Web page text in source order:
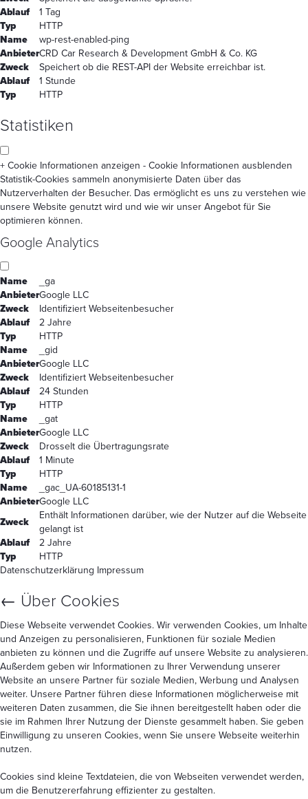
Ablauf
1 Tag
Typ
HTTP
Name
wp-rest-enabled-ping
AnbieterCRD Car Research & Development GmbH & Co. KG
Zweck
Speichert ob die REST-API der Website erreichbar ist.
Ablauf
1 Stunde
Typ
HTTP
Statistiken
+ Cookie Informationen anzeigen - Cookie Informationen ausblenden
Statistik-Cookies sammeln anonymisierte Daten über das
Nutzerverhalten der Besucher. Das ermöglicht es uns zu verstehen wie
unsere Website genutzt wird und wie wir unser Angebot für Sie
optimieren können.
Google Analytics
Name
_ga
AnbieterGoogle LLC
Zweck
Identifiziert Webseitenbesucher
Ablauf
2 Jahre
Typ
HTTP
Name
_gid
AnbieterGoogle LLC
Zweck
Identifiziert Webseitenbesucher
Ablauf
24 Stunden
Typ
HTTP
Name
_gat
AnbieterGoogle LLC
Zweck
Drosselt die Übertragungsrate
Ablauf
1 Minute
Typ
HTTP
Name
_gac_UA-60185131-1
AnbieterGoogle LLC
Zweck
Enthält Informationen darüber, wie der Nutzer auf die Webseite
gelangt ist
Ablauf
2 Jahre
Typ
HTTP
Datenschutzerklärung Impressum
← Über Cookies
Diese Webseite verwendet Cookies. Wir verwenden Cookies, um Inhalte
und Anzeigen zu personalisieren, Funktionen für soziale Medien
anbieten zu können und die Zugriffe auf unsere Website zu analysieren.
Außerdem geben wir Informationen zu Ihrer Verwendung unserer
Website an unsere Partner für soziale Medien, Werbung und Analysen
weiter. Unsere Partner führen diese Informationen möglicherweise mit
weiteren Daten zusammen, die Sie ihnen bereitgestellt haben oder die
sie im Rahmen Ihrer Nutzung der Dienste gesammelt haben. Sie geben
Einwilligung zu unseren Cookies, wenn Sie unsere Webseite weiterhin
nutzen.
Cookies sind kleine Textdateien, die von Webseiten verwendet werden,
um die Benutzererfahrung effizienter zu gestalten.